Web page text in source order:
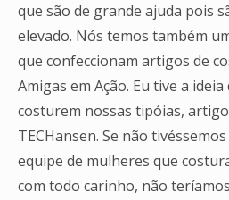
que são de grande ajuda pois
elevado. Nós temos também
que confeccionam artigos de
Amigas em Ação. Eu tive a
costurem nossas tipóias,
TECHansen. Se não
equipe de mulheres que
com todo carinho, não